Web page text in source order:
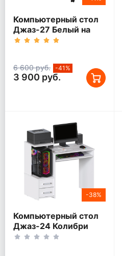
Компьютерный стол
Джаз-27 Белый на
колесиках
6 600 руб. -41%
3 900 руб.
-38%
Компьютерный стол
Джаз-24 Колибри
Белый левый